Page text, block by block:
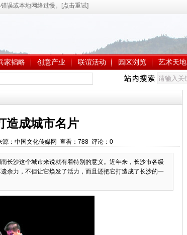
家韬略 创意产业 联谊活动 园区浏览 艺术天地
造成城市名片
：中国文化传媒网 查看： 788评论： 0
长沙这个城市来说就有着特别的意义。近年来，长沙市各级
余力，不但让它焕发了活力，而且还把它打造成了长沙的一